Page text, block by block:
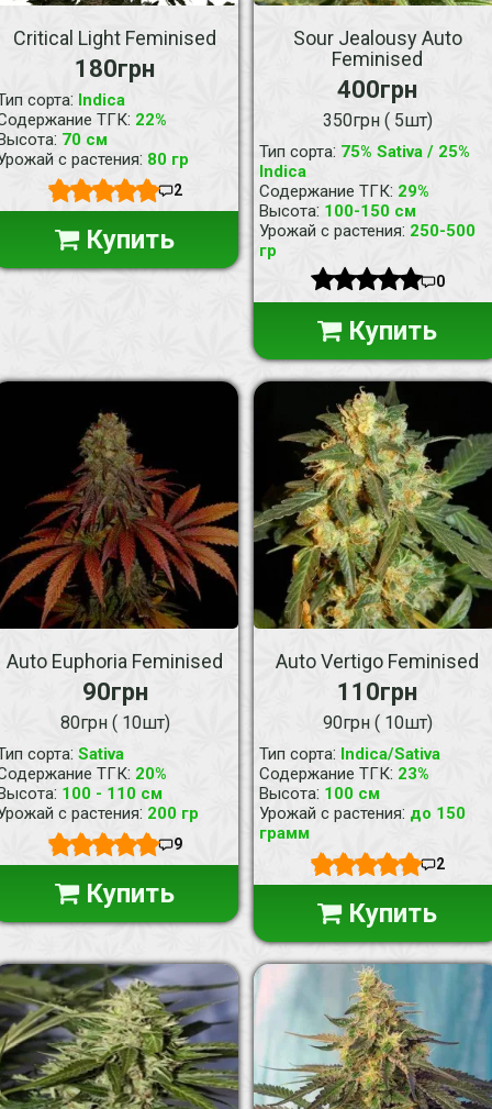
Critical Light Feminised
180грн
сорта: Indica
ТГК: 22%
: 70 см
с растения: 80 гр
2
Купить
Sour Jealousy Auto
Feminised
400грн
350грн ( 5шт)
Тип сорта: 75% Sativa / 25%
Indica
Содержание ТГК: 29%
Высота: 100-150 см
Урожай с растения: 250-500
гр
0
Купить
Auto Euphoria Feminised
90грн
80грн ( 10шт)
сорта: Sativa
ТГК: 20%
: 100 - 110 см
с растения: 200 гр
9
Купить
Auto Vertigo Feminised
110грн
90грн ( 10шт)
Тип сорта: Indica/Sativa
Содержание ТГК: 23%
Высота: 100 см
Урожай с растения: до 150
грамм
2
Купить